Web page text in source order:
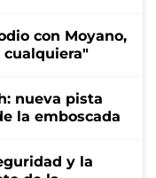
con Moyano,
cualquiera"
nueva pista
la emboscada
y la